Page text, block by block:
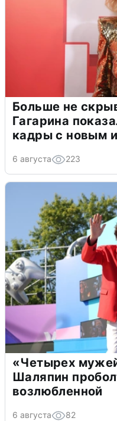
Больше не
Гагарина
кадры с новым
6 августа 223
«Четырех
Шаляпин
возлюбленной
6 августа 82